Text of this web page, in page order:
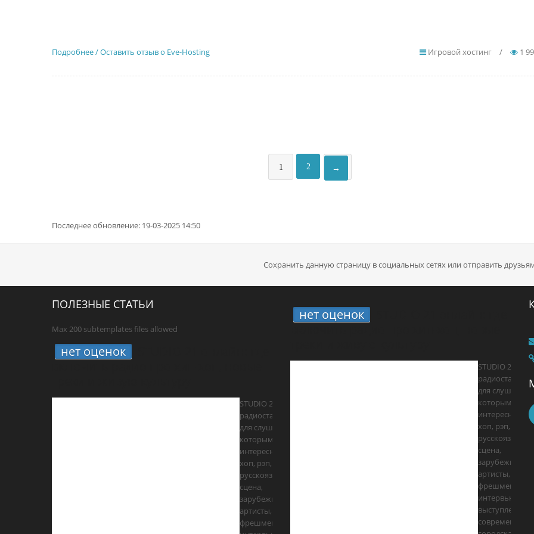
Подробнее / Оставить отзыв о Eve-Hosting Игровой хостинг / 1
1 2 →
Последнее обновление: 19-03-2025 14:50
Сохранить данную страницу в социальных сетях или отправить
ПОЛЕЗНЫЕ СТАТЬИ
Max 200 subtemplates files allowed
нет оценок
STUDIO 21 —
радиостанция
для слушателей,
которым
интересны хип-
хоп, рэп, R&B,
русскоязычная
сцена,
зарубежные
артисты,
фрешмены,
нет оценок
STUDIO 21 —
радиостанция
для
которым
интересны
хоп, рэп, R&B,
русскоязычная
сцена,
зарубежные
артисты,
фрешмены,
интервью, live-
выступления и
современная